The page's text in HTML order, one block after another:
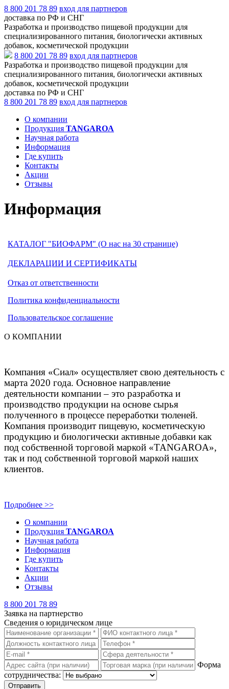
8 800 201 78 89 вход для партнеров
доставка по РФ и СНГ
Разработка и производство пищевой продукции для
специализированного питания, биологически активных
добавок, косметической продукции
8 800 201 78 89 вход для партнеров
Разработка и производство пищевой продукции для
специализированного питания, биологически активных
добавок, косметической продукции
доставка по РФ и СНГ
8 800 201 78 89 вход для партнеров
О компании
Продукция TANGAROA
Научная работа
Информация
Где купить
Контакты
Акции
Отзывы
Информация
КАТАЛОГ "БИОФАРМ" (О нас на 30 странице)
ДЕКЛАРАЦИИ И СЕРТИФИКАТЫ
Отказ от ответственности
Политика конфиденциальности
Пользовательское соглашение
О КОМПАНИИ
Компания «Сиал» осуществляет свою деятельность с
марта 2020 года. Основное направление
деятельности компании – это разработка и
производство продукции на основе сырья
полученного в процессе переработки тюленей.
Компания производит пищевую, косметическую
продукцию и биологически активные добавки как
под собственной торговой маркой «TANGAROA»,
так и под собственной торговой маркой наших
клиентов.
Подробнее >>
О компании
Продукция TANGAROA
Научная работа
Информация
Где купить
Контакты
Акции
Отзывы
8 800 201 78 89
Заявка на партнерство
Сведения о юридическом лице
Форма
сотрудничества:
Отправить